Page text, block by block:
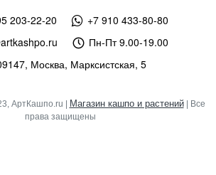
203-22-20
+7 910 433-80-80
Пн-Пт 9.00-19.00
Москва, Марксистская, 5
АртКашпо.ru | Магазин кашпо и растений| Все
права защищены